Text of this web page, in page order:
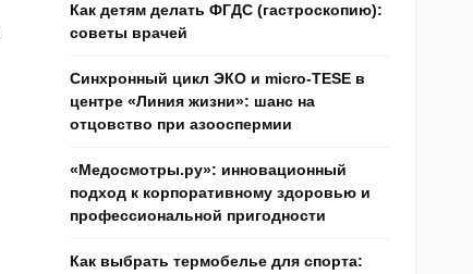
Как детям делать ФГДС (гастроскопию):
советы врачей
Синхронный цикл ЭКО и micro-TESE в
центре «Линия жизни»: шанс на
отцовство при азооспермии
«Медосмотры.ру»: инновационный
подход к корпоративному здоровью и
профессиональной пригодности
Как выбрать термобелье для спорта: